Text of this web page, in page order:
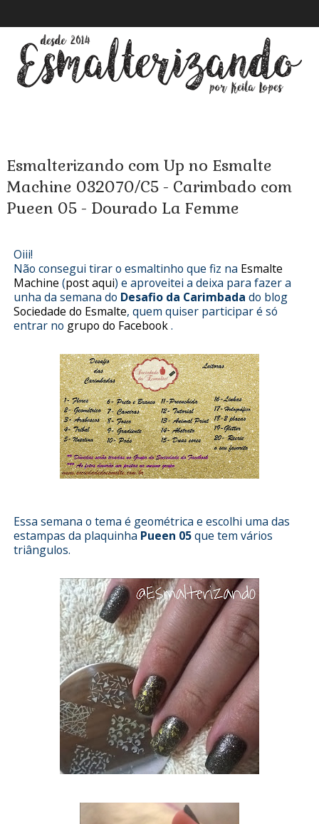
Esmalterizando com Up no Esmalte
Machine 032070/C5 - Carimbado com
Pueen 05 - Dourado La Femme
Oiii!
Não consegui tirar o esmaltinho que fiz na Esmalte
Machine (post aqui) e aproveitei a deixa para fazer a
unha da semana do Desafio da Carimbada do blog
Sociedade do Esmalte, quem quiser participar é só
entrar no grupo do Facebook.
Essa semana o tema é geométrica e escolhi uma das
estampas da plaquinha Pueen 05que tem vários
triângulos.